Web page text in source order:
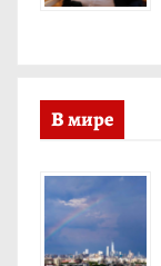
В мире